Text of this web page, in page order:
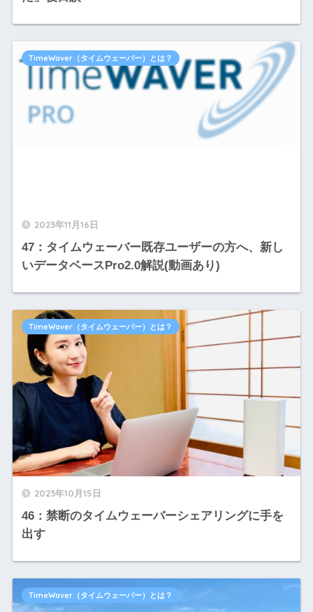
2023年11月16日
47：タイムウェーバー既存ユーザーの方へ、新し
いデータベースPro2.0解説(動画あり)
TimeWaver（タイムウェーバー）とは？
2023年10月15日
46：禁断のタイムウェーバーシェアリングに手を
出す
TimeWaver（タイムウェーバー）とは？
TimeWaver（タイムウェーバー）とは？